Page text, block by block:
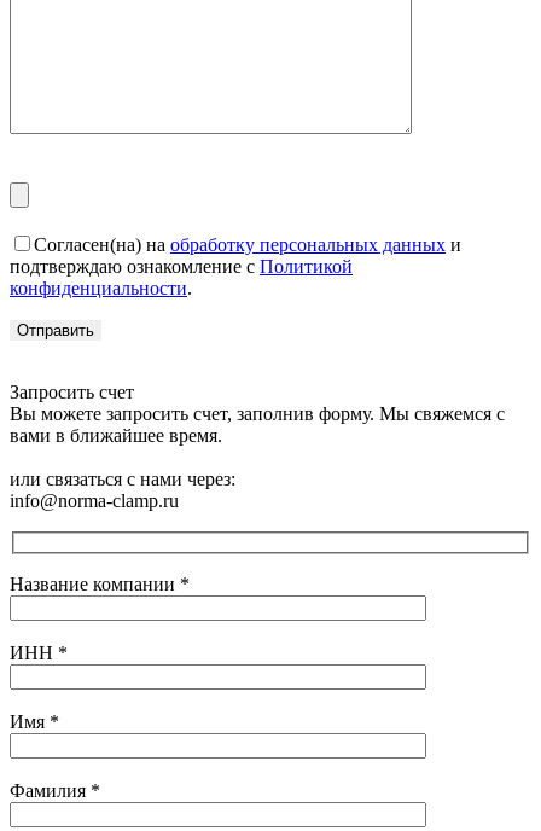
Согласен(на) на обработку персональных данных и
подтверждаю ознакомление с Политикой
конфиденциальности.
Запросить счет
Вы можете запросить счет, заполнив форму. Мы свяжемся с
вами в ближайшее время.
или связаться с нами через:
info@norma-clamp.ru
Название компании *
ИНН *
Имя *
Фамилия *